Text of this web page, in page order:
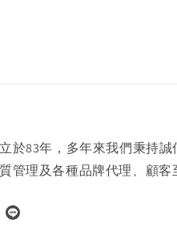
於83年，多年來我們秉持
管理及各種品牌代理、顧客